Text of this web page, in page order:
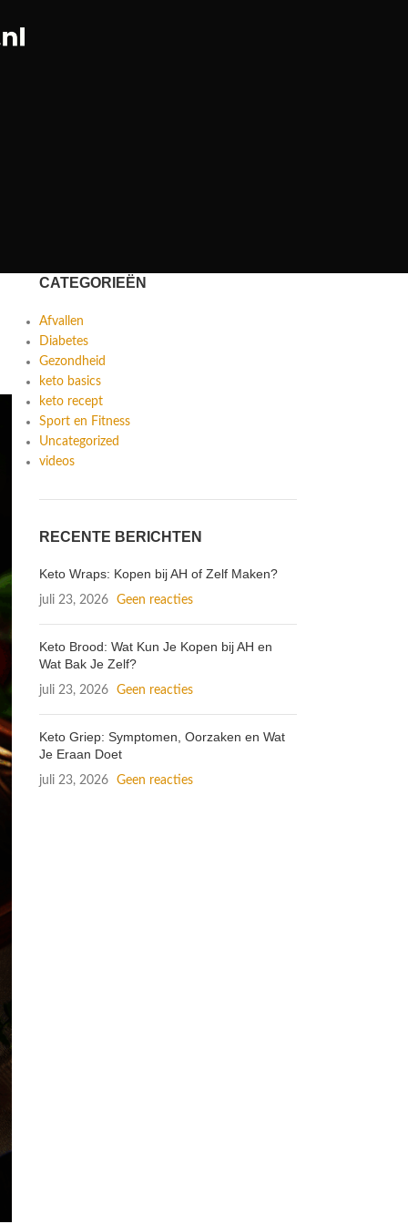
CATEGORIEËN
Afvallen
Diabetes
Gezondheid
keto basics
keto recept
Sport en Fitness
Uncategorized
videos
RECENTE BERICHTEN
Keto Wraps: Kopen bij AH of Zelf Maken?
juli 23, 2026 Geen reacties
Keto Brood: Wat Kun Je Kopen bij AH en
Wat Bak Je Zelf?
juli 23, 2026 Geen reacties
Keto Griep: Symptomen, Oorzaken en Wat
Je Eraan Doet
juli 23, 2026 Geen reacties